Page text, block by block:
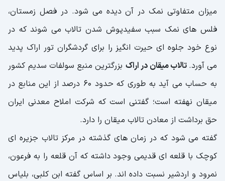
میزان متفاوتی نمک در آن دیده می شود. در فصل زمستان،
فلس های نمک سبب سفیدپوش شدن تالاب می شوند که در
نوع خود جلوه ای حیرت انگیز را برای گردشگران تور اراک پدید
می آورد. تالاب میقان در اراک بزرگترین منبع سولفات سدیم کشور
به حساب می آید به طوری که حدود 60 درصد از این منابع در
میقان نهفته است؛ گفتنی است که شرکت املاح معدنی ایران
حق برداشت از معادن تالاب میقان را دارد.
گفته می شود که در زمان های گذشته در مرکز تالاب جزیره ای
کوچک با قلعه ای قدیمی وجود داشته که آن قلعه را به فرعون،
نمرود و اردشیر نسبت داده اند. بر اساس گفته ابن کلبی، بلیاس